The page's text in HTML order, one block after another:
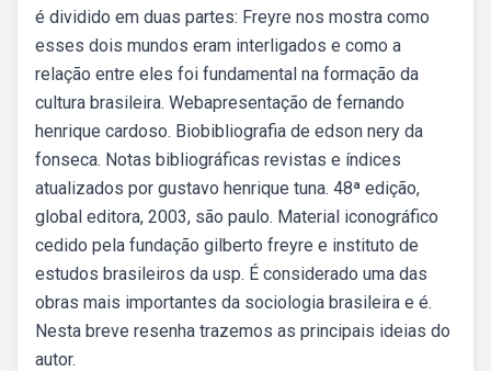
é dividido em duas partes: Freyre nos mostra como
esses dois mundos eram interligados e como a
relação entre eles foi fundamental na formação da
cultura brasileira. Webapresentação de fernando
henrique cardoso. Biobibliografia de edson nery da
fonseca. Notas bibliográficas revistas e índices
atualizados por gustavo henrique tuna. 48ª edição,
global editora, 2003, são paulo. Material iconográfico
cedido pela fundação gilberto freyre e instituto de
estudos brasileiros da usp. É considerado uma das
obras mais importantes da sociologia brasileira e é.
Nesta breve resenha trazemos as principais ideias do
autor.